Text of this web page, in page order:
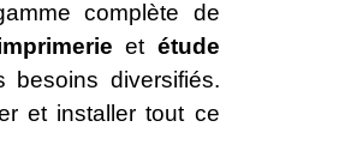
complète de
et étude
besoins diversifiés.
et installer tout ce